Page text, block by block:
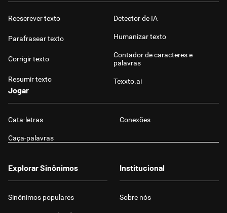
Reescrever texto
Parafrasear texto
Corrigir texto
Resumir texto
Detector de IA
Humanizar texto
Contador de caracteres e
palavras
Texxto.ai
Jogar
Cata-letras Conexões
Caça-palavras
Explorar Sinônimos
Sinônimos populares
Institucional
Sobre nós